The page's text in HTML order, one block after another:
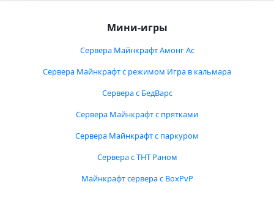
Мини-игры
Сервера Майнкрафт Амонг Ас
Сервера Майнкрафт с режимом Игра в кальмара
Сервера с БедВарс
Сервера Майнкрафт с прятками
Сервера Майнкрафт с паркуром
Сервера с ТНТ Раном
Майнкрафт сервера с BoxPvP